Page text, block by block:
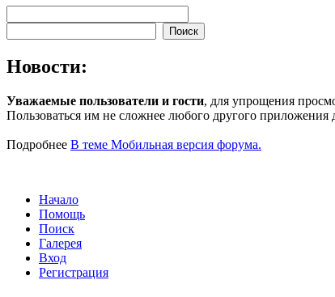
Новости:
Уважаемые пользователи и гости, для упрощения
Пользоваться им не сложнее любого другого приложения
Подробнее В теме Мобильная версия форума.
Начало
Помощь
Поиск
Галерея
Вход
Регистрация